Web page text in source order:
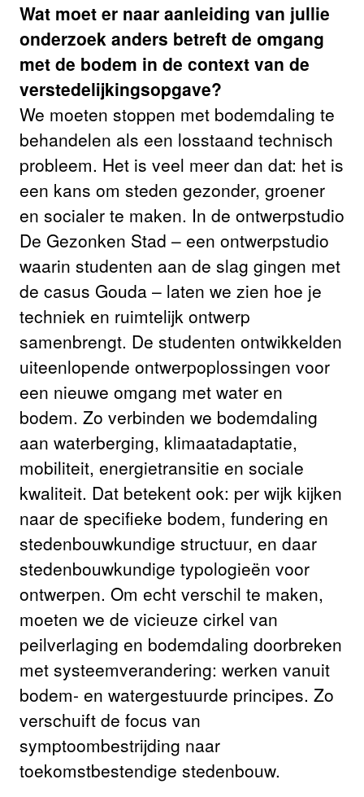
Wat moet er naar aanleiding van jullie
onderzoek anders betreft de omgang
met de bodem in de context van de
verstedelijkingsopgave?
We moeten stoppen met bodemdaling te
behandelen als een losstaand technisch
probleem. Het is veel meer dan dat: het is
een kans om steden gezonder, groener
en socialer te maken. In de ontwerpstudio
De Gezonken Stad – een ontwerpstudio
waarin studenten aan de slag gingen met
de casus Gouda – laten we zien hoe je
techniek en ruimtelijk ontwerp
samenbrengt. De studenten ontwikkelden
uiteenlopende ontwerpoplossingen voor
een nieuwe omgang met water en
bodem. Zo verbinden we bodemdaling
aan waterberging, klimaatadaptatie,
mobiliteit, energietransitie en sociale
kwaliteit. Dat betekent ook: per wijk kijken
naar de specifieke bodem, fundering en
stedenbouwkundige structuur, en daar
stedenbouwkundige typologieën voor
ontwerpen. Om echt verschil te maken,
moeten we de vicieuze cirkel van
peilverlaging en bodemdaling doorbreken
met systeemverandering: werken vanuit
bodem- en watergestuurde principes. Zo
verschuift de focus van
symptoombestrijding naar
toekomstbestendige stedenbouw.